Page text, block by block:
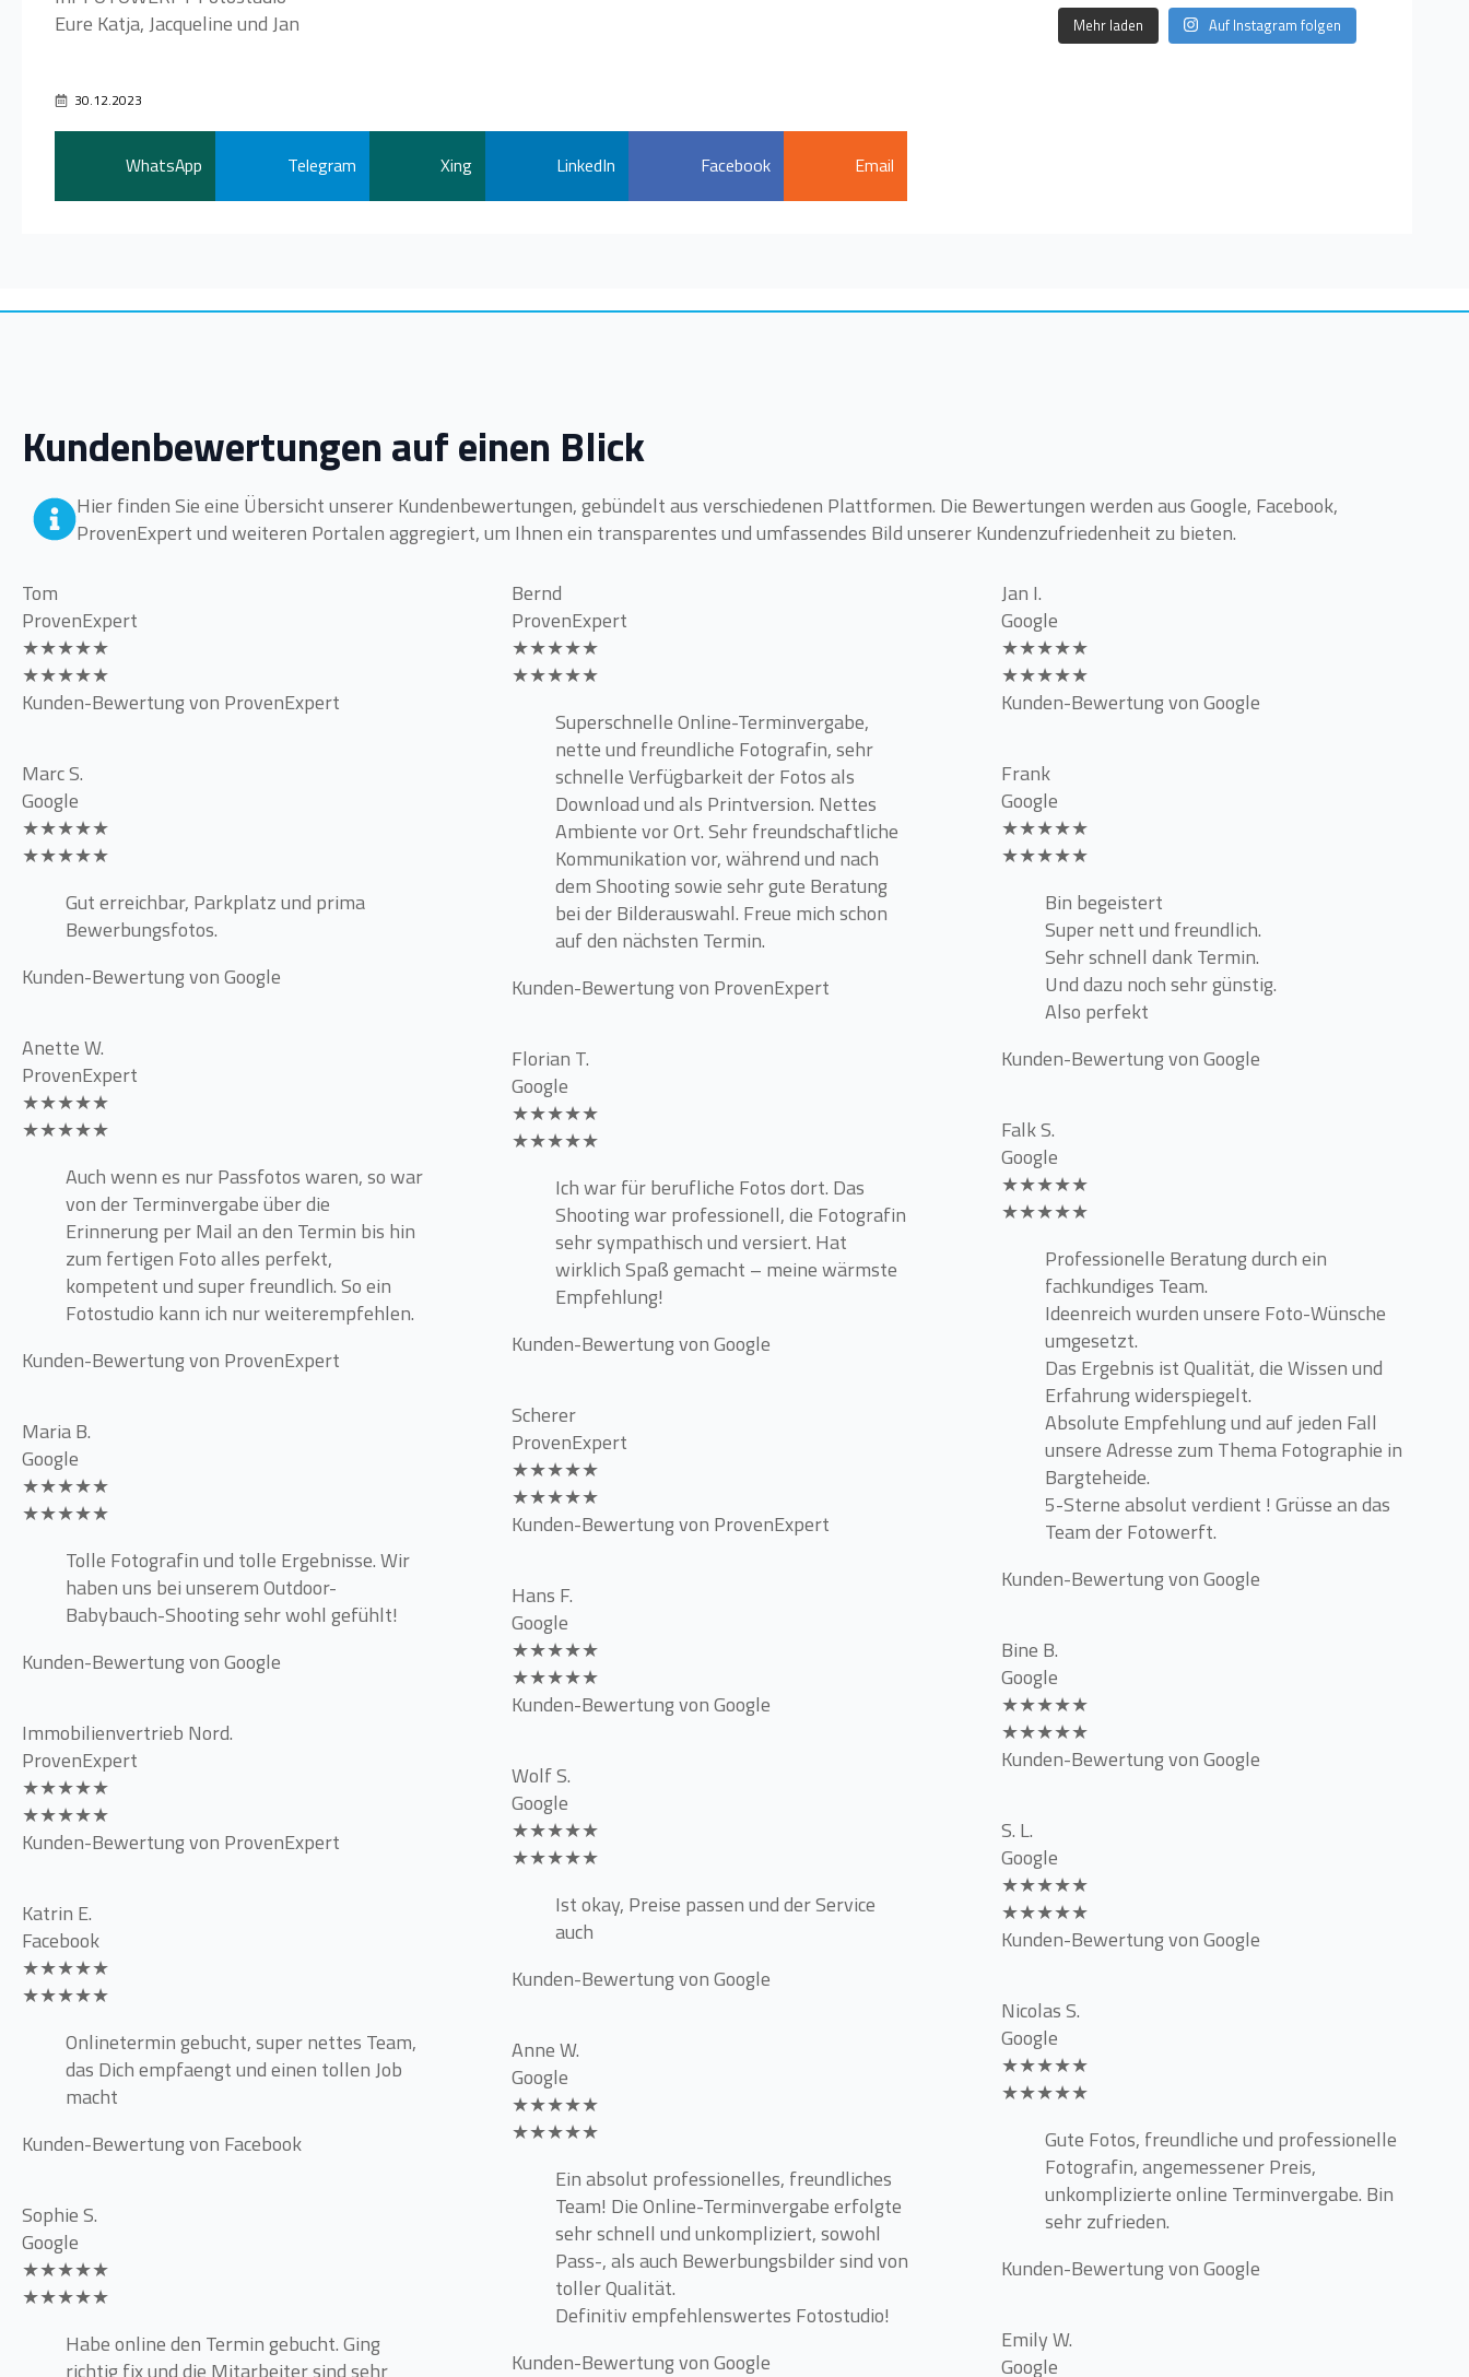
Eure Katja, Jacqueline und Jan
30.12.2023
WhatsApp Telegram Xing LinkedIn Facebook Email
Mehr laden Auf Instagram folgen
Kundenbewertungen auf einen Blick
Hier finden Sie eine Übersicht unserer Kundenbewertungen, gebündelt aus verschiedenen Plattformen. Die Bewertungen werden aus Google, Facebook,
ProvenExpert und weiteren Portalen aggregiert, um Ihnen ein transparentes und umfassendes Bild unserer Kundenzufriedenheit zu bieten.
Tom
ProvenExpert
★★★★★
★★★★★
Kunden-Bewertung von ProvenExpert
Bernd
ProvenExpert
★★★★★
★★★★★
Superschnelle Online-Terminvergabe,
nette und freundliche Fotografin, sehr
schnelle Verfügbarkeit der Fotos als
Download und als Printversion. Nettes
Ambiente vor Ort. Sehr freundschaftliche
Kommunikation vor, während und nach
dem Shooting sowie sehr gute Beratung
bei der Bilderauswahl. Freue mich schon
auf den nächsten Termin.
Kunden-Bewertung von ProvenExpert
Jan I.
Google
★★★★★
★★★★★
Kunden-Bewertung von Google
Marc S.
Google
★★★★★
★★★★★
Gut erreichbar, Parkplatz und prima
Bewerbungsfotos.
Kunden-Bewertung von Google
Frank
Google
★★★★★
★★★★★
Bin begeistert
Super nett und freundlich.
Sehr schnell dank Termin.
Und dazu noch sehr günstig.
Also perfekt
Kunden-Bewertung von Google
Anette W.
ProvenExpert
★★★★★
★★★★★
Auch wenn es nur Passfotos waren, so war
von der Terminvergabe über die
Erinnerung per Mail an den Termin bis hin
zum fertigen Foto alles perfekt,
kompetent und super freundlich. So ein
Fotostudio kann ich nur weiterempfehlen.
Kunden-Bewertung von ProvenExpert
Florian T.
Google
★★★★★
★★★★★
Ich war für berufliche Fotos dort. Das
Shooting war professionell, die Fotografin
sehr sympathisch und versiert. Hat
wirklich Spaß gemacht – meine wärmste
Empfehlung!
Kunden-Bewertung von Google
Falk S.
Google
★★★★★
★★★★★
Professionelle Beratung durch ein
fachkundiges Team.
Ideenreich wurden unsere Foto-Wünsche
umgesetzt.
Das Ergebnis ist Qualität, die Wissen und
Erfahrung widerspiegelt.
Absolute Empfehlung und auf jeden Fall
unsere Adresse zum Thema Fotographie in
Bargteheide.
5-Sterne absolut verdient ! Grüsse an das
Team der Fotowerft.
Kunden-Bewertung von Google
Scherer
ProvenExpert
★★★★★
★★★★★
Kunden-Bewertung von ProvenExpert
Maria B.
Google
★★★★★
★★★★★
Tolle Fotografin und tolle Ergebnisse. Wir
haben uns bei unserem Outdoor-
Babybauch-Shooting sehr wohl gefühlt!
Kunden-Bewertung von Google
Hans F.
Google
★★★★★
★★★★★
Kunden-Bewertung von Google
Bine B.
Google
★★★★★
★★★★★
Kunden-Bewertung von Google
Immobilienvertrieb Nord.
ProvenExpert
★★★★★
★★★★★
Kunden-Bewertung von ProvenExpert
Wolf S.
Google
★★★★★
★★★★★
Ist okay, Preise passen und der Service
auch
Kunden-Bewertung von Google
S. L.
Google
★★★★★
★★★★★
Kunden-Bewertung von Google
Katrin E.
Facebook
★★★★★
★★★★★
Onlinetermin gebucht, super nettes Team,
das Dich empfaengt und einen tollen Job
macht
Kunden-Bewertung von Facebook
Nicolas S.
Google
★★★★★
★★★★★
Gute Fotos, freundliche und professionelle
Fotografin, angemessener Preis,
unkomplizierte online Terminvergabe. Bin
sehr zufrieden.
Kunden-Bewertung von Google
Anne W.
Google
★★★★★
★★★★★
Ein absolut professionelles, freundliches
Team! Die Online-Terminvergabe erfolgte
sehr schnell und unkompliziert, sowohl
Pass-, als auch Bewerbungsbilder sind von
toller Qualität.
Definitiv empfehlenswertes Fotostudio!
Kunden-Bewertung von Google
Sophie S.
Google
★★★★★
★★★★★
Habe online den Termin gebucht. Ging
richtig fix und die Mitarbeiter sind sehr
Emily W.
Google